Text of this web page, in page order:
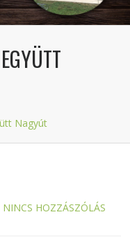
Nagyút
NINCS HOZZÁSZÓLÁS